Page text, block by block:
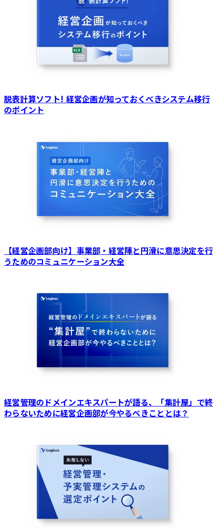
脱表計算ソフト! 経営企画が知っておくべきシステム移行
のポイント
【経営企画部向け】事業部・経営陣と円滑に意思決定を行
うためのコミュニケーション大全
経営管理のドメインエキスパートが語る、「集計屋」で終
わらないために経営企画部が今やるべきこととは？